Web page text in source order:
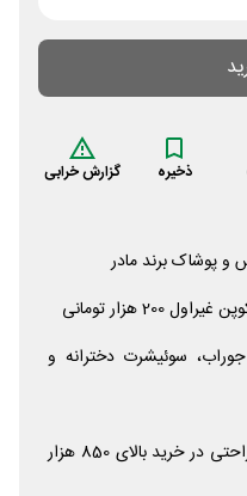
ذخیره گزارش خرابی
و پوشاک برند مادر
سوئیشرت دخترانه و
برای پرفروش‌ترین لباس‌های راحتی در خرید بالای 850 هزار